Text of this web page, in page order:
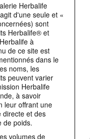
Herbalife
d'une seule et «
sont
Herbalife® et
à
de ce site est
dans le
noms, les
peuvent varier
Herbalife
à savoir
leur offrant une
directe et des
de poids.
volumes de
la conception)
dès la conception (privacy